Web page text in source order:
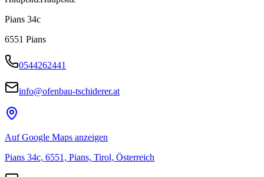
Pians 34c
6551 Pians
0544262441
info@ofenbau-tschiderer.at
Auf Google Maps anzeigen
Pians 34c, 6551, Pians, Tirol, Österreich